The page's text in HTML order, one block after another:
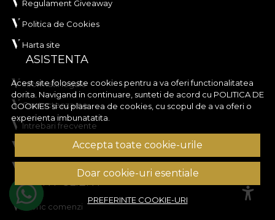
Acest site foloseste cookies pentru a va oferi functionalitatea
dorita. Navigand in continuare, sunteti de acord cu POLITICA DE
COOKIESsi cu plasarea de cookies, cu scopul de a va oferi o
experienta imbunatatita.
Accepta toate cookie-urile
Doar cookie-uri esentiale
PREFERINTE COOKIE-URI
Regulament Giveaway
Politica de Cookies
Harta site
ASISTENTA
Informatii legale
Contacteaza-ne
Intrebari frecvente
Solutionarea litigiilor
CONT CLIENT
Istoric comenzi